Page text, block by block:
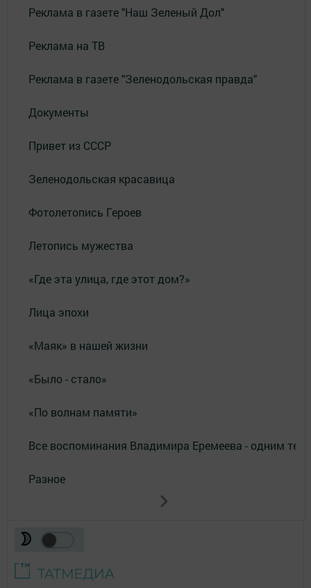
Реклама в газете "Наш Зеленый Дол"
Реклама на ТВ
Реклама в газете "Зеленодольская правда"
Документы
Привет из СССР
Зеленодольская красавица
Фотолетопись Героев
Летопись мужества
«Где эта улица, где этот дом?»
Лица эпохи
«Маяк» в нашей жизни
«Было - стало»
«По волнам памяти»
Все воспоминания Владимира Еремеева - одним
Разное